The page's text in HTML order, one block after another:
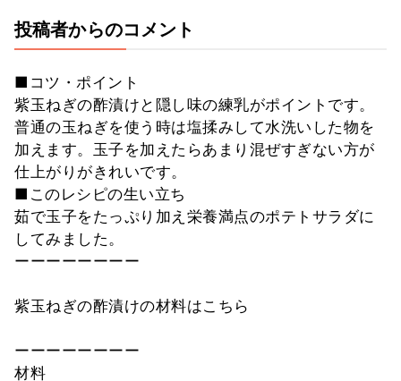
投稿者からのコメント
■コツ・ポイント
紫玉ねぎの酢漬けと隠し味の練乳がポイントです。
普通の玉ねぎを使う時は塩揉みして水洗いした物を
加えます。玉子を加えたらあまり混ぜすぎない方が
仕上がりがきれいです。
■このレシピの生い立ち
茹で玉子をたっぷり加え栄養満点のポテトサラダに
してみました。
ーーーーーーーー
紫玉ねぎの酢漬けの材料はこちら
ーーーーーーーー
材料